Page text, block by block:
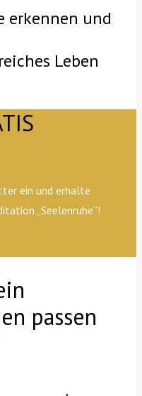
erkennen und
Leben
ein und erhalte
„Seelenruhe“!
passen